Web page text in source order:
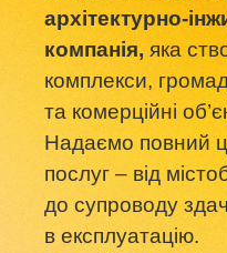
архітектурно-
компанія, яка
комплекси,
та комерційні
Надаємо повний
послуг – від
до супроводу
в експлуатацію.